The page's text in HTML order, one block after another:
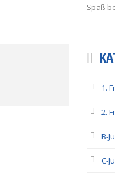
Spaß
1.
2.
B-
C-